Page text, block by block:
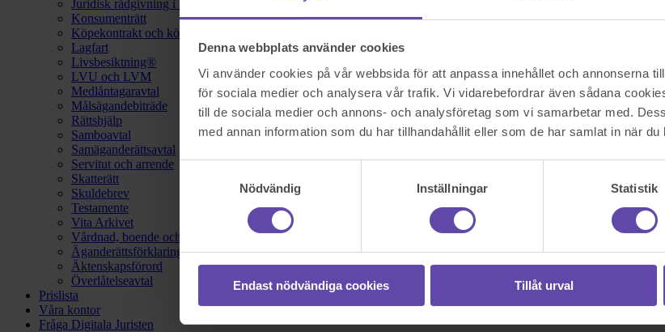
Denna webbplats använder cookies
Vi använder cookies på vår webbsida för att anpassa innehållet och annonserna
för sociala medier och analysera vår trafik. Vi vidarebefordrar även sådana
till de sociala medier och annons- och analysföretag som vi samarbetar med.
med annan information som du har tillhandahållit eller som de har samlat in när
Nödvändig
Inställningar Statistik
Endast nödvändiga cookies Tillåt urval
Juridisk rådgivning i hemförsäkring
Konsumenträtt
Köpekontrakt och köpebrev
Lagfart
Livsbesiktning®
LVU och LVM
Medlåntagaravtal
Målsägandebiträde
Rättshjälp
Samboavtal
Samäganderättsavtal
Servitut och arrende
Skatterätt
Skuldebrev
Testamente
Vita Arkivet
Vårdnad, boende och umgänge
Äganderättsförklaring
Äktenskapsförord
Överlåtelseavtal
Prislista
Våra kontor
Fråga Digitala Juristen